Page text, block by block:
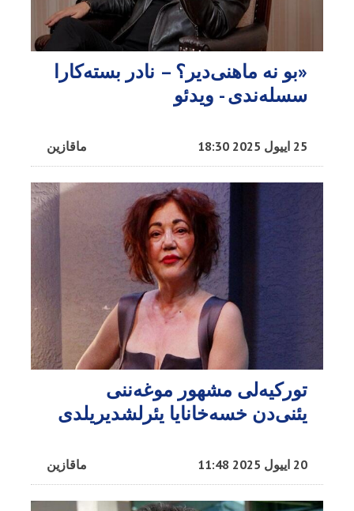
«بو نه ماهنی‌دیر؟ – نادر بسته‌کارا
سسله‌ندی - ویدئو
ماقازین 25 اییول 2025 18:30
تورکیه‌لی مشهور موغه‌ننی
یئنی‌دن خسه‌خانایا یئرلشدیریلدی
ماقازین 20 اییول 2025 11:48